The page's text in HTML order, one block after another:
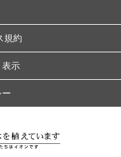
規約
表示